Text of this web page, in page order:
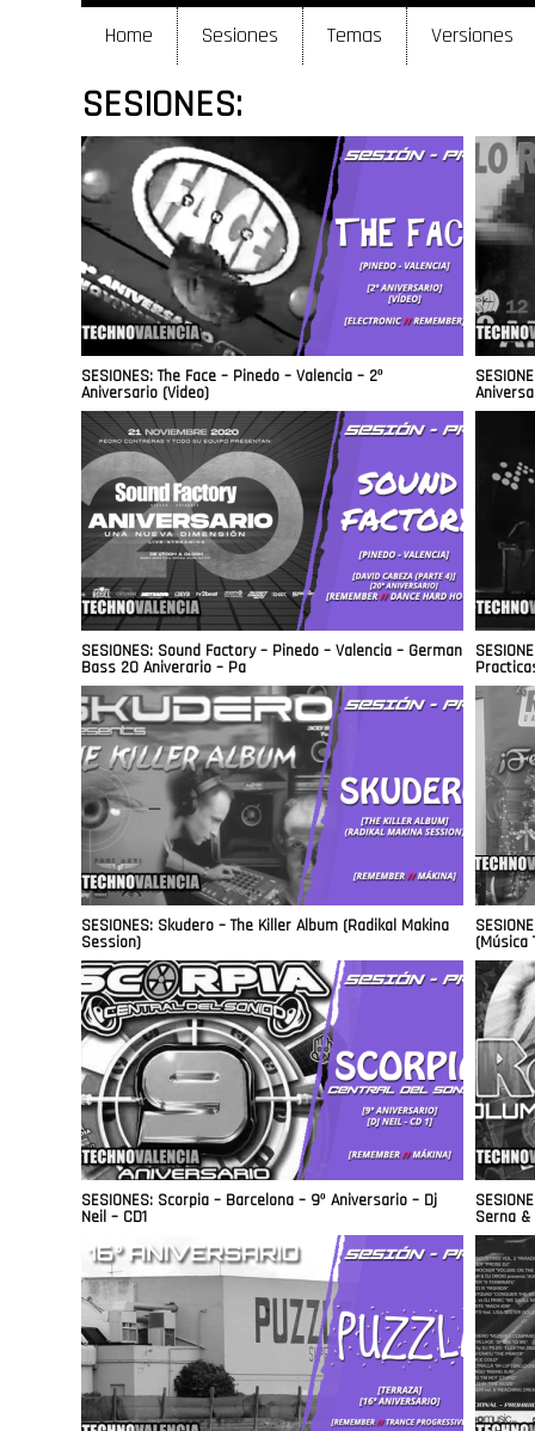
Home Sesiones Temas Versiones
SESIONES:
SESIONES: The Face – Pinedo – Valencia – 2º
Aniversario (Video)
SESIONES: Sound Factory – Pinedo – Valencia – German
Bass 20 Aniverario – Pa
SESIONES: Skudero – The Killer Album (Radikal Makina
Session) (Música
SESIONES: Scorpia – Barcelona – 9º Aniversario – Dj
Neil – CD1 Serna